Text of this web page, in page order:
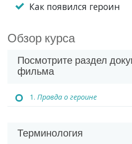
Как появился героин
Обзор курса
Посмотрите раздел
фильма
1. Правда о героине
Терминология